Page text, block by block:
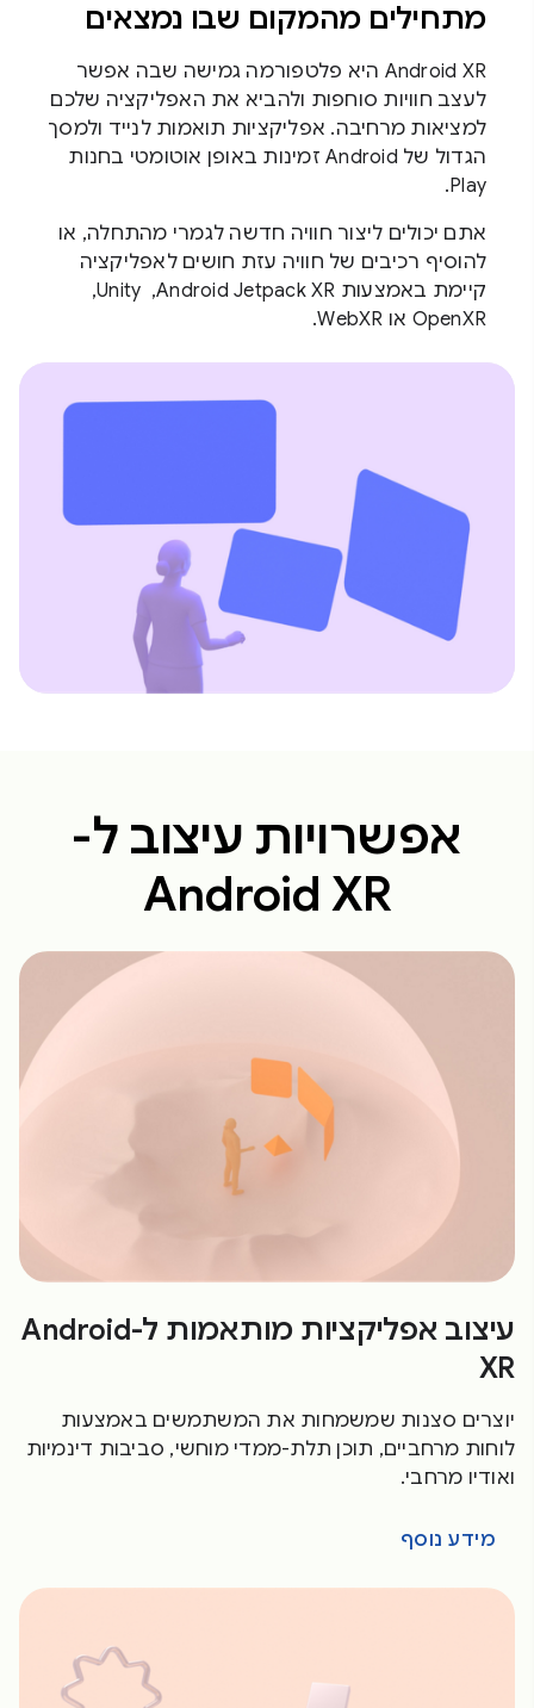
מתחילים מהמקום שבו נמצאים
Android XR היא פלטפורמה גמישה שבה אפשר
לעצב חוויות סוחפות ולהביא את האפליקציה שלכם
למציאות מרחיבה. אפליקציות תואמות לנייד ולמסך
הגדול של Android זמינות באופן אוטומטי בחנות
Play.
אתם יכולים ליצור חוויה חדשה לגמרי מהתחלה, או
להוסיף רכיבים של חוויה עזת חושים לאפליקציה
קיימת באמצעות Android Jetpack XR, ‏ Unity, ‏
OpenXR או WebXR.
אפשרויות עיצוב ל-
Android XR
עיצוב אפליקציות מותאמות ל-Android
XR
יוצרים סצנות שמשמחות את המשתמשים באמצעות
לוחות מרחביים, תוכן תלת-ממדי מוחשי, סביבות דינמיות
ואודיו מרחבי.
מידע נוסף